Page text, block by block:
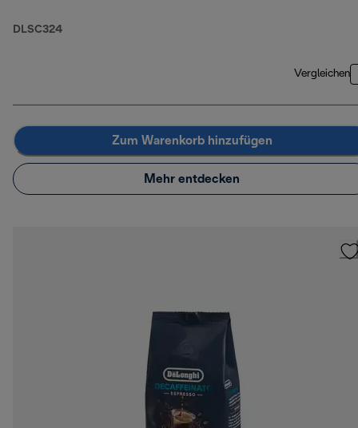
DLSC324
Vergleichen
Zum Warenkorb hinzufügen
Mehr entdecken